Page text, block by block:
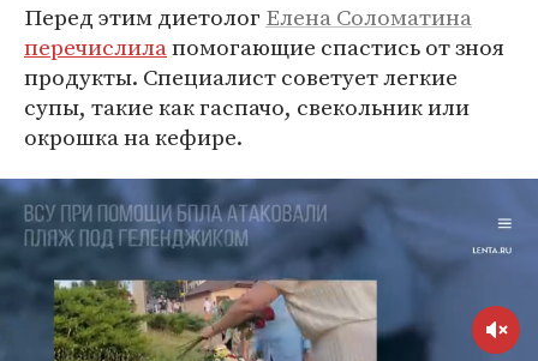
Перед этим диетолог Елена Соломатина
перечислилапомогающие спастись от зноя
продукты. Специалист советует легкие
супы, такие как гаспачо, свекольник или
окрошка на кефире.